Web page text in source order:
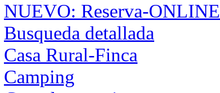
NUEVO: Reserva-
Busqueda detallada
Casa Rural-Finca
Camping